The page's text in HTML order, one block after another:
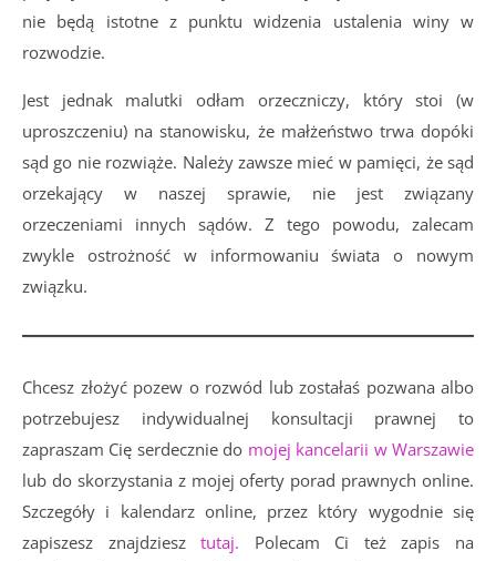
nie będą istotne z punktu widzenia ustalenia winy w
rozwodzie.
Jest jednak malutki odłam orzeczniczy, który stoi (w
uproszczeniu) na stanowisku, że małżeństwo trwa dopóki
sąd go nie rozwiąże. Należy zawsze mieć w pamięci, że sąd
orzekający w naszej sprawie, nie jest związany
orzeczeniami innych sądów. Z tego powodu, zalecam
zwykle ostrożność w informowaniu świata o nowym
związku.
Chcesz złożyć pozew o rozwód lub zostałaś pozwana albo
potrzebujesz indywidualnej konsultacji prawnej to
zapraszam Cię serdecznie do mojej kancelarii w Warszawie
lub do skorzystania z mojej oferty porad prawnych online.
Szczegóły i kalendarz online, przez który wygodnie się
zapiszesz znajdziesztutaj. Polecam Ci też zapis na